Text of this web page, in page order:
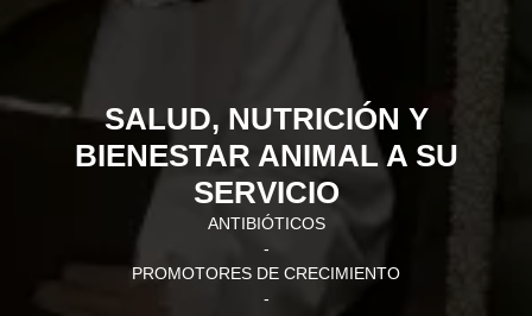
SALUD, NUTRICIÓN Y
BIENESTAR ANIMAL A SU
SERVICIO
ANTIBIÓTICOS
-
PROMOTORES DE CRECIMIENTO
-